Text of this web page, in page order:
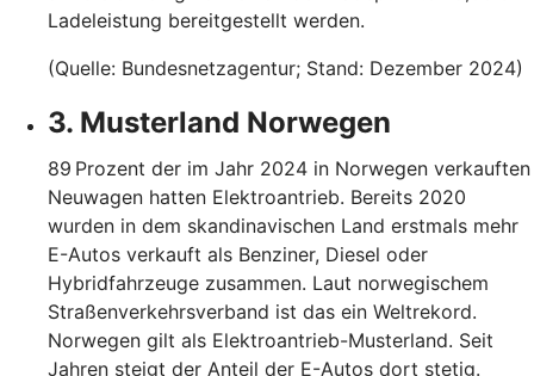
Ladeleistung bereitgestellt werden.
(Quelle: Bundesnetzagentur; Stand: Dezember 2024)
3. Musterland Norwegen
89 Prozent der im Jahr 2024 in Norwegen verkauften
Neuwagen hatten Elektroantrieb. Bereits 2020
wurden in dem skandinavischen Land erstmals mehr
E-Autos verkauft als Benziner, Diesel oder
Hybridfahrzeuge zusammen. Laut norwegischem
Straßenverkehrsverband ist das ein Weltrekord.
Norwegen gilt als Elektroantrieb-Musterland. Seit
Jahren steigt der Anteil der E-Autos dort stetig.